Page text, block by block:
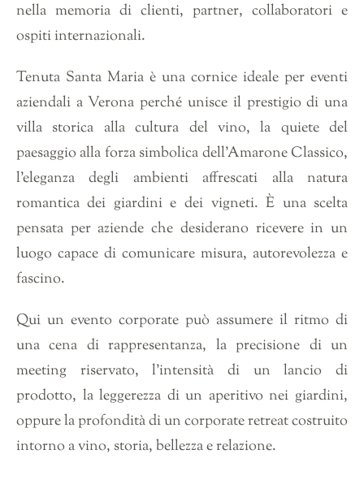
nella memoria di clienti, partner, collaboratori e
ospiti internazionali.
Tenuta Santa Maria è una cornice ideale per eventi
aziendali a Verona perché unisce il prestigio di una
villa storica alla cultura del vino, la quiete del
paesaggio alla forza simbolica dell’Amarone Classico,
l’eleganza degli ambienti affrescati alla natura
romantica dei giardini e dei vigneti. È una scelta
pensata per aziende che desiderano ricevere in un
luogo capace di comunicare misura, autorevolezza e
fascino.
Qui un evento corporate può assumere il ritmo di
una cena di rappresentanza, la precisione di un
meeting riservato, l’intensità di un lancio di
prodotto, la leggerezza di un aperitivo nei giardini,
oppure la profondità di un corporate retreat costruito
intorno a vino, storia, bellezza e relazione.